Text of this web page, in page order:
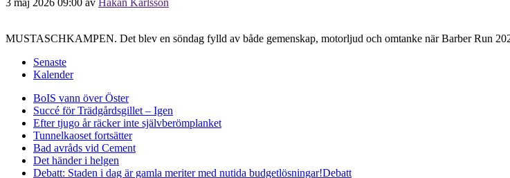
MUSTASCHKAMPEN. Det blev en söndag fylld av både gemenskap, motorljud och omtanke när Barber Run
Senaste
Kalender
BoIS vann över Öster
Succé för Trädgårdsgillet – Igen
Efter tjugo år räcker inte självberömplanket
Tunnelkaoset fortsätter
Bad avråds vid Cement
Det händer i helgen
Debatt: Staden i dag är gamla meriter med nutida budgetlösningar!Debatt